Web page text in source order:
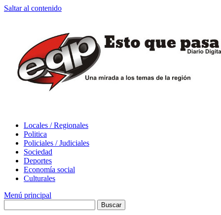
Saltar al contenido
Locales / Regionales
Politica
Policiales / Judiciales
Sociedad
Deportes
Economía social
Culturales
Menú principal